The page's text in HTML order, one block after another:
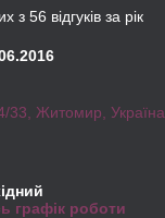
з 56 відгуків за рік
33, Житомир, Україна
графік роботи